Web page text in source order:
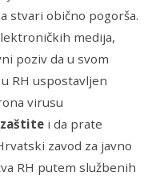
stvari obično pogorša.
medija,
poziv da u svom
RH uspostavljen
virusu
i da prate
zavod za javno
RH putem službenih